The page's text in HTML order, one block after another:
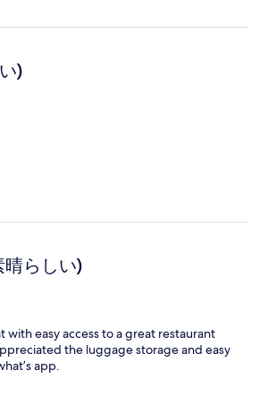
)
晴らしい)
with easy access to a great restaurant
the luggage storage and easy
app.